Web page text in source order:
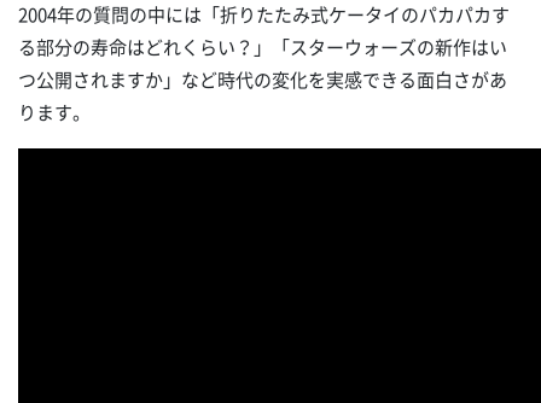
2004年の質問の中には「折りたたみ式ケータイのパカパカす
る部分の寿命はどれくらい？」「スターウォーズの新作はい
つ公開されますか」など時代の変化を実感できる面白さがあ
ります。